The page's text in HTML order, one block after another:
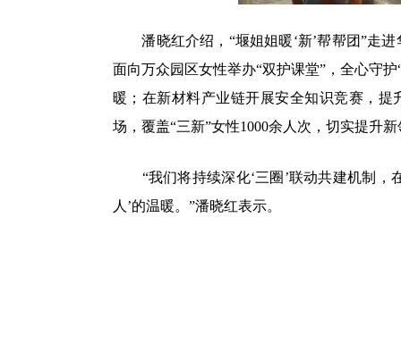
潘晓红介绍，“堰姐姐暖‘新’帮帮团”走进
面向万众园区女性举办“双护课堂”，全心守
暖；在新材料产业链开展安全知识竞赛，
场，覆盖“三新”女性1000余人次，切实提升
“我们将持续深化‘三圈’联动共建机制，
人’的温暖。”潘晓红表示。